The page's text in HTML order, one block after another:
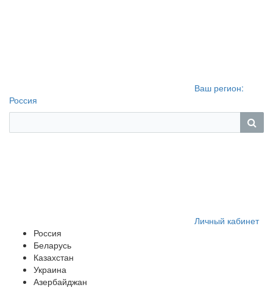
Ваш регион:
Россия
Личный кабинет
Россия
Беларусь
Казахстан
Украина
Азербайджан